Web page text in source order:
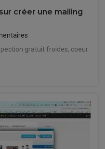
créer une mailing
gratuit froides, coeur